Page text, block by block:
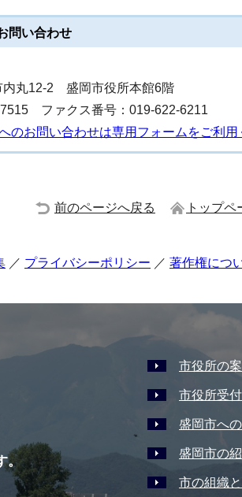
問い合わせ
丸12-2 盛岡市役所本館6階
ファクス番号：019-622-6211
お問い合わせは専用フォームをご利用
前のページへ戻る トップペ
プライバシーポリシー 著作権につ
。
市役所の
市役所受
盛岡市へ
盛岡市の
市の組織